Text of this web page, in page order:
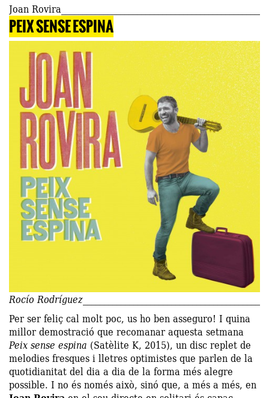
Joan Rovira
PEIX SENSE ESPINA
Rocío Rodríguez
Per ser feliç cal molt poc, us ho ben asseguro! I quina
millor demostració que recomanar aquesta setmana
Peix sense espina (Satèlite K, 2015), un disc replet de
melodies fresques i lletres optimistes que parlen de la
quotidianitat del dia a dia de la forma més alegre
possible. I no és només això, sinó que, a més a més, en